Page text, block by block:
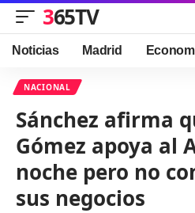
365TV
Noticias Madrid
NACIONAL
Sánchez afirma
Gómez apoya al
noche pero no
sus negocios